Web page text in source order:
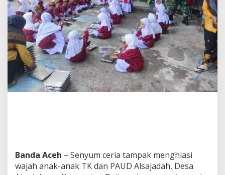
,
B
a
b
i
n
s
a
B
a
i
m
a
Banda Aceh – Senyum ceria tampak menghiasi
wajah anak-anak TK dan PAUD Alsajadah, Desa